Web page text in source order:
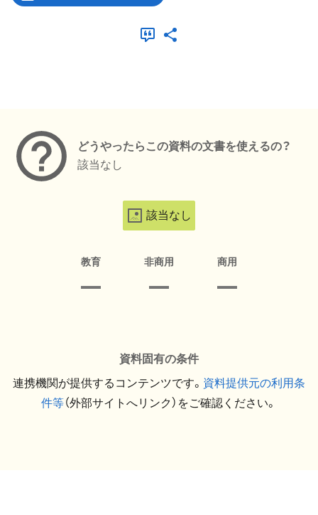
どうやったらこの資料の文書を使えるの？
該当なし
該当なし
教育 非商用 商用
資料固有の条件
連携機関が提供するコンテンツです。 資料提供元の利用条
件等（外部サイトへリンク）をご確認ください。